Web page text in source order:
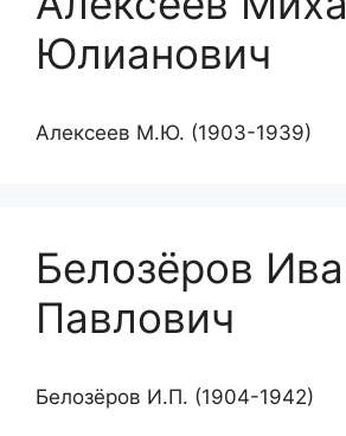
Юлианович
Алексеев М.Ю. (1903-1939)
Белозёров
Павлович
Белозёров И.П. (1904-1942)